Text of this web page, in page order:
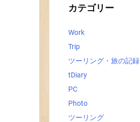
カテゴリー
Work
Trip
ツーリング・旅の記録
tDiary
PC
Photo
ツーリング